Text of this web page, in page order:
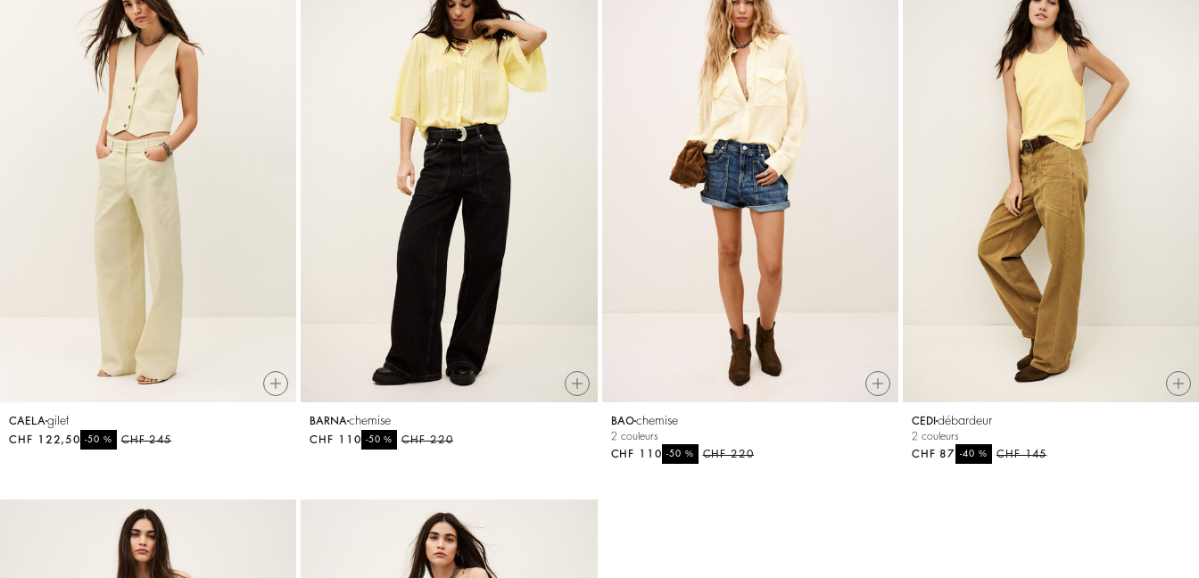
CAELA gilet
CHF 245
-50 %
CHF 122,50
BARNAchemise
CHF 220
-50%
CHF 110
BAOchemise
2 couleurs
CHF 220
-50 %
CHF 110
CEDI débardeur
2 couleurs
CHF 145
-40 %
CHF 87